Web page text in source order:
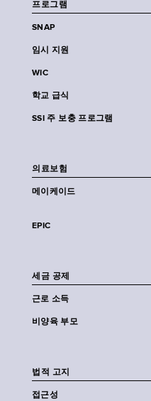
프로그램
SNAP
임시 지원
WIC
학교 급식
SSI 주 보충 프로그램
의료보험
메이케이드
EPIC
세금 공제
근로 소득
비양육 부모
법적 고지
접근성